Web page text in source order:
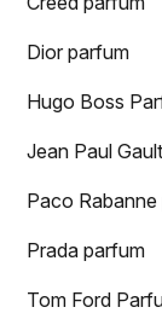
Dior parfum
Hugo Boss
Jean Paul
Paco
Prada parfum
Tom Ford